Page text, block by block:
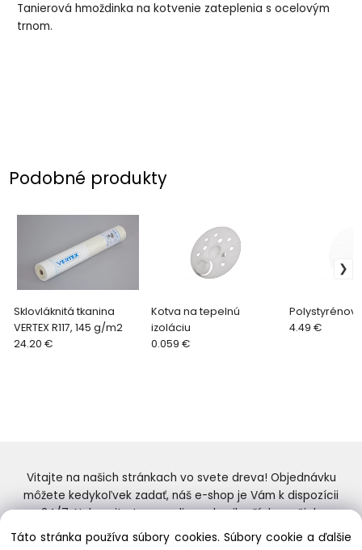
Tanierová hmoždinka na kotvenie zateplenia s ocelovým
trnom.
Podobné produkty
Sklovláknitá tkanina
VERTEX R117, 145 g/m2
24.20 €
Kotva na tepelnú
izoláciu
0.059 €
4.49 €
Vitajte na našich stránkach vo svete dreva! Objednávku
môžete kedykoľvek zadať, náš e-shop je Vám k dispozícii
24/7. Nakupujte tovar online od najlepších značiek.
Skvelý výber a ceny. Tiež si nenechajte ujsť naše
Táto stránka používa súbory cookies. Súbory cookie a ďalšie